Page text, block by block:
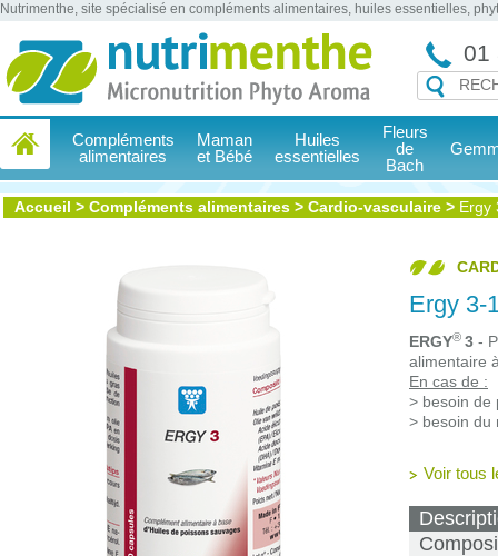
Nutrimenthe, site spécialisé en compléments alimentaires, huiles essentielles,
01
Compléments
alimentaires
Maman
et Bébé
Huiles
essentielles
Fleurs
de
Bach
Accueil > Compléments alimentaires > Cardio-vasculaire > Ergy
Ergy 3-
ERGY® 3 -
alimentaire
En cas de :
> besoin de
> besoin du
Voir tous